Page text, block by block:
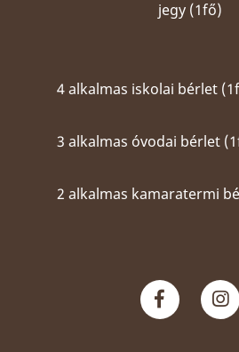
jegy (1fő)
4 alkalmas iskolai bérlet
3 alkalmas óvodai bérlet
2 alkalmas kamaratermi